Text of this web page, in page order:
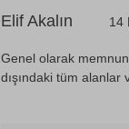
Elif Akalın 14
Genel olarak
dışındaki tüm alanlar